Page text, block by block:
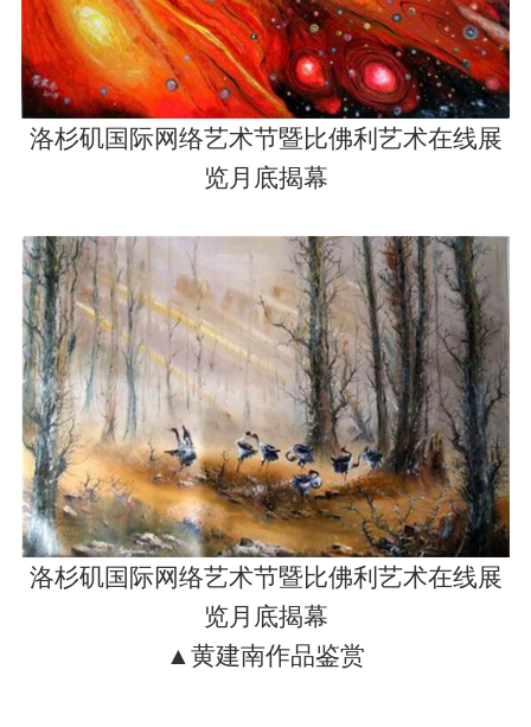
洛杉矶国际网络艺术节暨比佛利艺术在线展
览月底揭幕
洛杉矶国际网络艺术节暨比佛利艺术在线展
览月底揭幕
▲黄建南作品鉴赏